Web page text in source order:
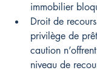
immobilier
Droit de
privilège de
caution
niveau de